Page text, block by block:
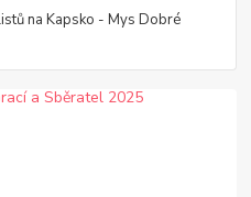
na Kapsko - Mys Dobré